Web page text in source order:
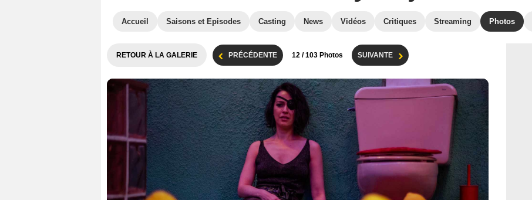
Accueil Saisons et Episodes Casting News Vidéos Critiques Streaming Photos
RETOUR À LA GALERIE PRÉCÉDENTE 12 / 103 Photos SUIVANTE